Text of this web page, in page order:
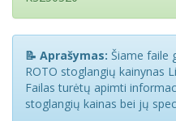
📝 Aprašymas: Šiame faile
ROTO stoglangių kainynas
Failas turėtų apimti
stoglangių kainas bei jų